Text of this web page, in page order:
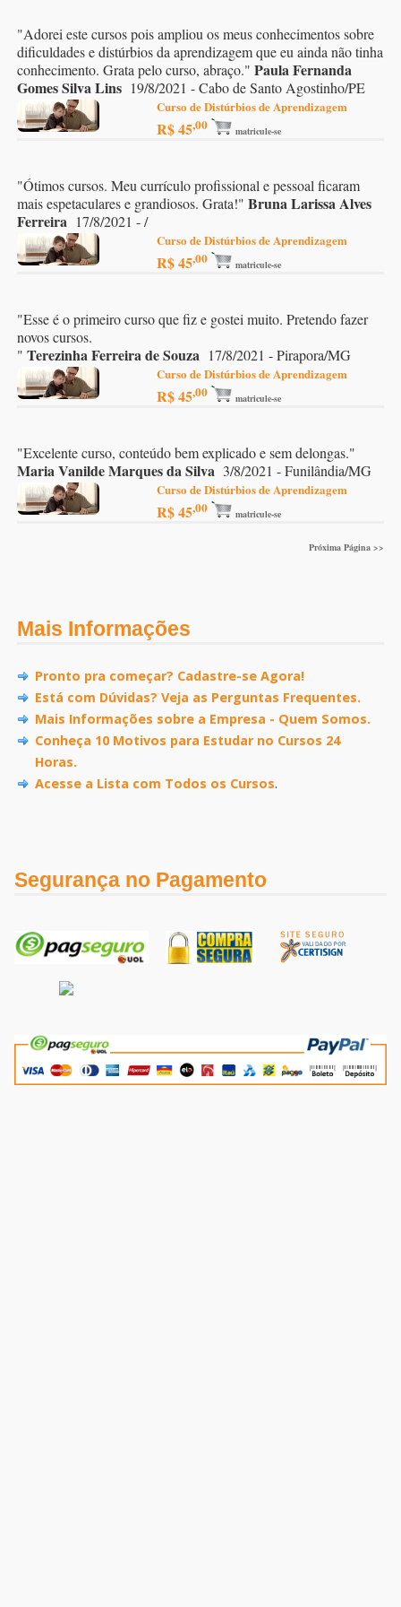
"Adorei este cursos pois ampliou os meus conhecimentos sobre
dificuldades e distúrbios da aprendizagem que eu ainda não tinha
conhecimento. Grata pelo curso, abraço." Paula Fernanda
Gomes Silva Lins 19/8/2021 - Cabo de Santo Agostinho/PE
Curso de Distúrbios de Aprendizagem
R$ 45,00 matricule-se
"Ótimos cursos. Meu currículo profissional e pessoal ficaram
mais espetaculares e grandiosos. Grata!" Bruna Larissa Alves
Ferreira 17/8/2021 - /
Curso de Distúrbios de Aprendizagem
R$ 45,00 matricule-se
"Esse é o primeiro curso que fiz e gostei muito. Pretendo fazer
novos cursos.
" Terezinha Ferreira de Souza 17/8/2021 - Pirapora/MG
Curso de Distúrbios de Aprendizagem
R$ 45,00 matricule-se
"Excelente curso, conteúdo bem explicado e sem delongas."
Maria Vanilde Marques da Silva 3/8/2021 - Funilândia/MG
Curso de Distúrbios de Aprendizagem
R$ 45,00 matricule-se
Próxima Página >>
Mais Informações
Pronto pra começar? Cadastre-se Agora!
Está com Dúvidas? Veja as Perguntas Frequentes.
Mais Informações sobre a Empresa - Quem Somos.
Conheça 10 Motivos para Estudar no Cursos 24
Horas.
Acesse a Lista com Todos os Cursos.
Segurança no Pagamento